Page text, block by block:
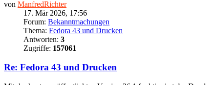
von ManfredRichter
17. Mär 2026, 17:56
Forum: Bekanntmachungen
Thema: Fedora 43 und Drucken
Antworten: 3
Zugriffe: 157061
Re: Fedora 43 und Drucken